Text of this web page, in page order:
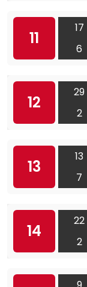
11
17
6
12
29
2
13
13
7
14
22
2